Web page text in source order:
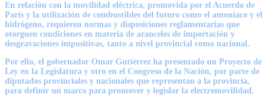
En relación con la movilidad eléctrica, promovida por el Acuerdo de
París y la utilización de combustibles del futuro como el amoníaco y el
hidrógeno, requieren normas y disposiciones reglamentarias que
otorguen condiciones en materia de aranceles de importación y
desgravaciones impositivas, tanto a nivel provincial como nacional.
Por ello, el gobernador Omar Gutiérrez ha presentado un Proyecto de
Ley en la Legislatura y otro en el Congreso de la Nación, por parte de
diputados provinciales y nacionales que representan a la provincia,
para definir un marco para promover y legislar la electromovilidad.